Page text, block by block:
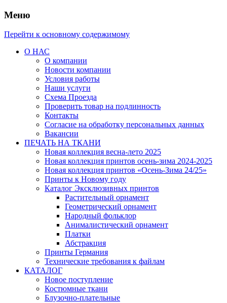
Меню
Перейти к основному содержимому
О НАС
О компании
Новости компании
Условия работы
Наши услуги
Схема Проезда
Проверить товар на подлинность
Контакты
Согласие на обработку персональных данных
Вакансии
ПЕЧАТЬ НА ТКАНИ
Новая коллекция весна-лето 2025
Новая коллекция принтов осень-зима 2024-2025
Новая коллекция принтов «Осень-Зима 24/25»
Принты к Новому году
Каталог Эксклюзивных принтов
Растительный орнамент
Геометрический орнамент
Народный фольклор
Анималистический орнамент
Платки
Абстракция
Принты Германия
Технические требования к файлам
КАТАЛОГ
Новое поступление
Костюмные ткани
Блузочно-плательные